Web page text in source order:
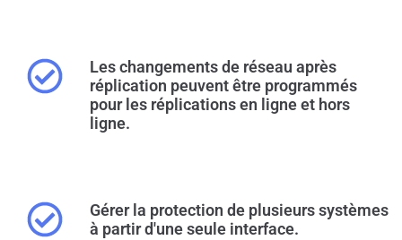
Les changements de réseau après
réplication peuvent être programmés
pour les réplications en ligne et hors
ligne.
Gérer la protection de plusieurs systèmes
à partir d'une seule interface.